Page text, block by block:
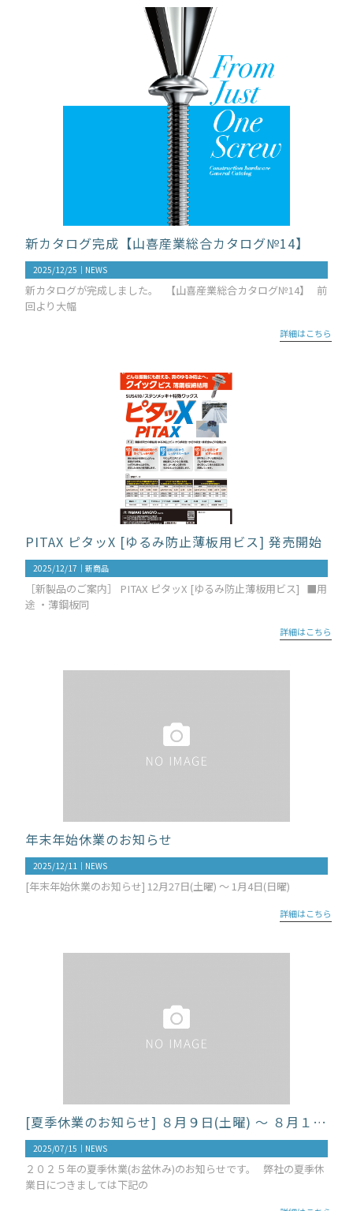
新カタログ完成【山喜産業総合カタログ№14】
2025/12/25｜ NEWS
新カタログが完成しました。 【山喜産業総合カタログ№14】 前
回より大幅
詳細はこちら
PITAX ピタッX [ゆるみ防止薄板用ビス] 発売開始
2025/12/17｜新商品
［新製品のご案内］ PITAX ピタッX [ゆるみ防止薄板用ビス] ■用
途 ・薄鋼板同
詳細はこちら
年末年始休業のお知らせ
2025/12/11｜ NEWS
[年末年始休業のお知らせ] 12月27日(土曜) ～ 1月4日(日曜)
詳細はこちら
[夏季休業のお知らせ] ８月９日(土曜) ～ ８月１７日(日曜)
2025/07/15｜ NEWS
２０２５年の夏季休業(お盆休み)のお知らせです。 弊社の夏季休
業日につきましては下記の